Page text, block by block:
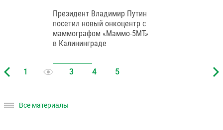
Президент Владимир Путин
посетил новый онкоцентр с
маммографом «Маммо-5МТ»
в Калининграде
Все материалы